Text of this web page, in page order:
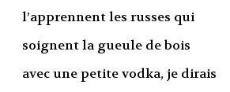
l’apprennent les russes qui
soignent la gueule de bois
avec une petite vodka, je dirais